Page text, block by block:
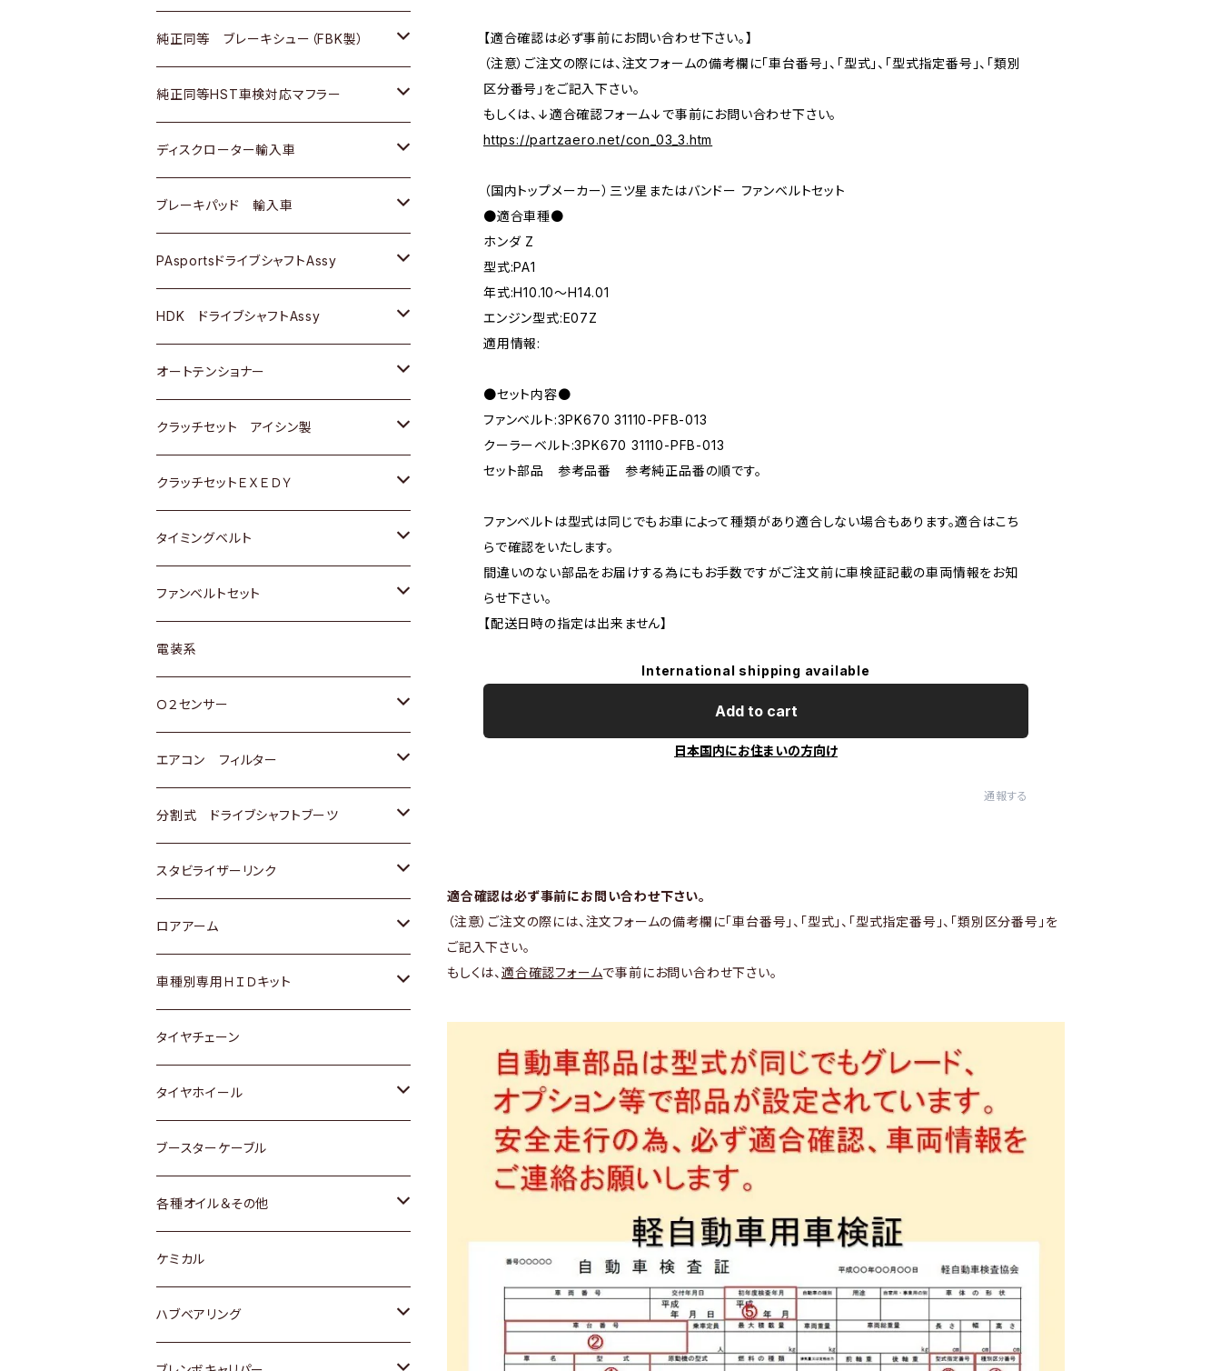
【適合確認は必ず事前にお問い合わせ下さい。】
（注意）ご注文の際には、注文フォームの備考欄に「車台番号」、「型式」、「型式指定番号」、「類別
区分番号」をご記入下さい。
もしくは、↓適合確認フォーム↓で事前にお問い合わせ下さい。
https://partzaero.net/con_03_3.htm
（国内トップメーカー）三ツ星またはバンドー ファンベルトセット
●適合車種●
ホンダ Z
型式:PA1
年式:H10.10～H14.01
エンジン型式:E07Z
適用情報:
●セット内容●
ファンベルト:3PK670 31110-PFB-013
クーラーベルト:3PK670 31110-PFB-013
セット部品 参考品番 参考純正品番の順です。
ファンベルトは型式は同じでもお車によって種類があり適合しない場合もあります。適合はこち
らで確認をいたします。
間違いのない部品をお届けする為にもお手数ですがご注文前に車検証記載の車両情報をお知
らせ下さい。
【配送日時の指定は出来ません】
International shipping available
Add to cart
日本国内にお住まいの方向け
通報する
適合確認は必ず事前にお問い合わせ下さい。
（注意）ご注文の際には、注文フォームの備考欄に「車台番号」、「型式」、「型式指定番号」、「類別区分番号」を
ご記入下さい。
もしくは、 適合確認フォームで事前にお問い合わせ下さい。
ＢＭＷ
三菱
スバル
マツダ
三菱
スバル
いすゞ
ダイハツ
マツダ
三菱
スバル
ＢＥＮＺ
日産
ダイハツ
マツダ
三菱
スバル
日産
いすゞ
ダイハツ
マツダ
三菱
スバル
ホンダ
スズキ
日産
ダイハツ
マツダ
三菱
スバル
トヨタ
ホンダ
スズキ
日産
ダイハツ
マツダ
三菱
スバル
純正同等 ブレーキシュー（FBK製）
ホンダ
スズキ
日産
ダイハツ
マツダ
三菱
スバル
純正同等HST車検対応マフラー
トヨタ
ホンダ
スズキ
日産
いすゞ
ダイハツ
マツダ
三菱
スバル
日野
ディスクローター輸入車
ＡＵＤＩ
ＢＥＮＺ
ＢＭＷ
GOLF
ＷＡＧＥＮ
アストロ（シボレー）
クライスラー
ブレーキパッド 輸入車
ＢＥＮＺ
ＢＭＷ
ＷＡＧＥＮ
ＶＯＬＶＯ
PAsportsドライブシャフトAssy
トヨタ
ホンダ
スズキ
日産
ダイハツ
マツダ
三菱
スバル
HDK ドライブシャフトAssy
スズキ
ダイハツ
日産
ホンダ
マツダ
オートテンショナー
トヨタ
クラッチセット アイシン製
ホンダ
スズキ
ダイハツ
マツダ
三菱
スバル
クラッチセットＥＸＥＤＹ
ホンダ
スズキ
日産
ダイハツ
マツダ
三菱
スバル
タイミングベルト
トヨタ
スズキ
ダイハツ
三菱
スバル
ファンベルトセット
トヨタ
ホンダ
スズキ
日産
いすゞ
ダイハツ
マツダ
三菱
スバル
レクサス
電装系
Ｏ２センサー
トヨタ
ホンダ
スズキ
日産
ダイハツ
マツダ
三菱
スバル
エアコン フィルター
トヨタ
ホンダ
スズキ
日産
いすゞ
ダイハツ
マツダ
三菱
スバル
分割式 ドライブシャフトブーツ
トヨタ
ホンダ
スズキ
日産
ダイハツ
スバル
スタビライザーリンク
トヨタ
ホンダ
スズキ
日産
ダイハツ
マツダ
ロアアーム
ホンダ
スズキ
日産
ダイハツ
マツダ
スバル
車種別専用ＨＩＤキット
トヨタ
マツダ
タイヤチェーン
タイヤホイール
トヨタ
ホンダ
スズキ
日産
ブースターケーブル
各種オイル＆その他
ディーデル洗浄添加剤
ケミカル
ハブベアリング